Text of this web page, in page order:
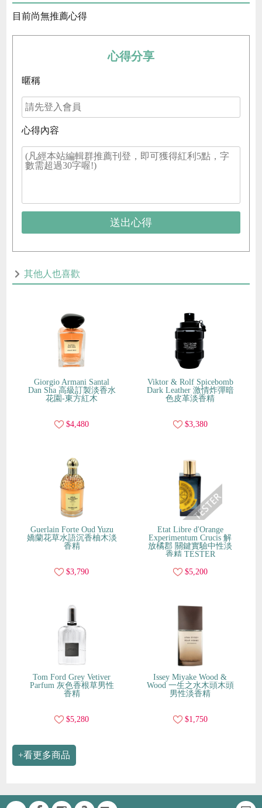
目前尚無推薦心得
心得分享
暱稱
心得內容
送出心得
其他人也喜歡
Giorgio Armani Santal
Dan Sha 高級訂製淡香水
花園-東方紅木
$4,480
Viktor & Rolf Spicebomb
Dark Leather 激情炸彈暗
色皮革淡香精
$3,380
Guerlain Forte Oud Yuzu
嬌蘭花草水語沉香柚木淡
香精
$3,790
Etat Libre d'Orange
Experimentum Crucis 解
放橘郡 關鍵實驗中性淡
香精 TESTER
$5,200
Tom Ford Grey Vetiver
Parfum 灰色香根草男性
香精
$5,280
Issey Miyake Wood &
Wood 一生之水木頭木頭
男性淡香精
$1,750
+看更多商品